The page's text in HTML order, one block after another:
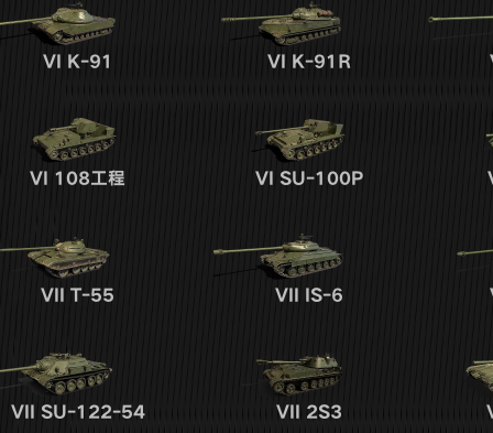
VI K-91 VI K-91R
VI 108工程 VI SU-100P
VII T-55 VII IS-6
VII SU-122-54 VII 2S3